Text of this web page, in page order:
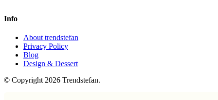
Info
About trendstefan
Privacy Policy
Blog
Design & Dessert
© Copyright 2026 Trendstefan.